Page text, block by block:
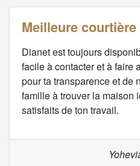
Meilleure courtière
Dianet est toujours
facile à contacter et à faire
pour ta transparence et de
famille à trouver la maison
satisfaits de ton travail.